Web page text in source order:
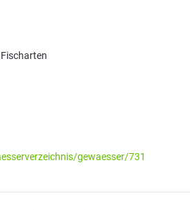
gewaesser/731